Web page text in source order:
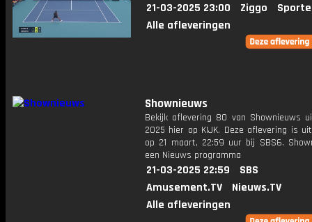
21-03-2025 23:00 Ziggo
Alle afleveringen
Shownieuws
Bekijk aflevering 80 van Shownieuws
2025 hier op KIJK. Deze aflevering is
op 21 maart, 22:59 uur bij SBS6.
een Nieuws programma
21-03-2025 22:59
SBS
Amusement.TV
Nieuws.TV
Alle afleveringen